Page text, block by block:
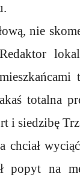
nie
totalna
i siedzibę
chciał
popyt na